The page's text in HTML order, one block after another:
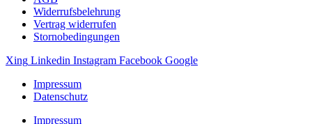
Widerrufsbelehrung
Vertrag widerrufen
Stornobedingungen
Xing Linkedin Instagram Facebook Google
Impressum
Datenschutz
Impressum